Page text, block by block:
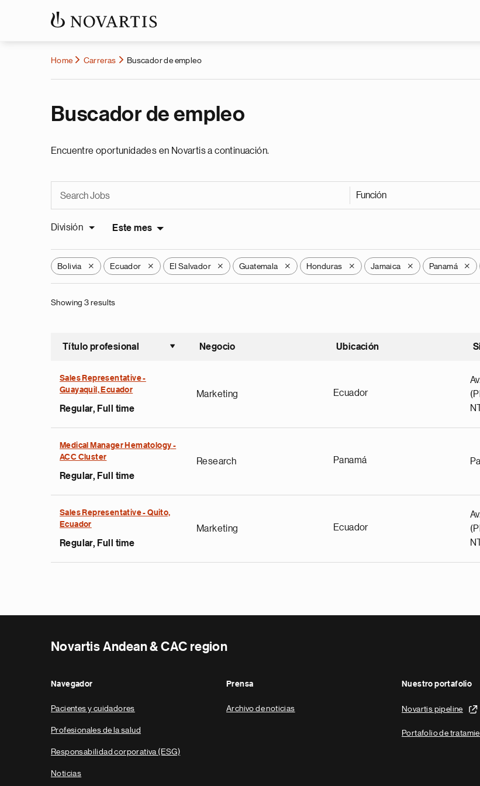
Home Carreras Buscador de empleo
Buscador de empleo
Encuentre oportunidades en Novartis a continuación.
Función
División Este mes
Bolivia X Ecuador X El Salvador X Guatemala X Honduras X Jamaica X Panamá X
Showing 3 results
Título profesional
Ordenar ascendente
Negocio Ubicación
Sales Representative -
Guayaquil, Ecuador
Regular, Full time
Marketing Ecuador
Medical Manager Hematology -
ACC Cluster
Regular, Full time
Research Panamá
Sales Representative - Quito,
Ecuador
Regular, Full time
Marketing Ecuador
Novartis Andean & CAC region
Navegador
Pacientes y cuidadores
Profesionales de la salud
Responsabilidad corporativa (ESG)
Noticias
Prensa
Archivo de noticias
Nuestro portafolio
Novartis pipeline
Portafolio de